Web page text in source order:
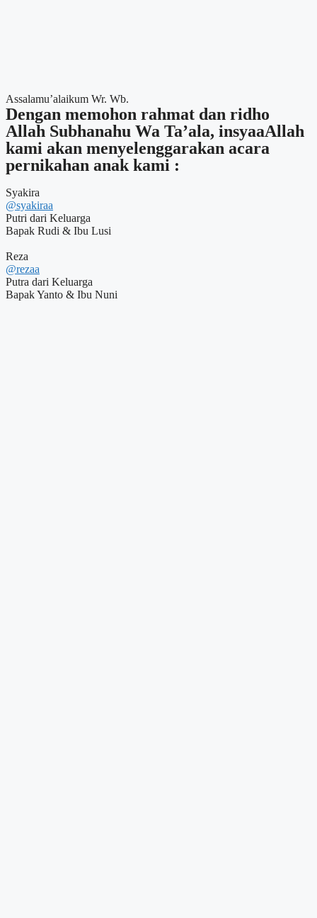
Assalamu’alaikum Wr. Wb.
Dengan memohon rahmat dan ridho
Allah Subhanahu Wa Ta’ala, insyaaAllah
kami akan menyelenggarakan acara
pernikahan anak kami :
Syakira
@syakiraa
Putri dari Keluarga
Bapak Rudi & Ibu Lusi
Reza
@rezaa
Putra dari Keluarga
Bapak Yanto & Ibu Nuni